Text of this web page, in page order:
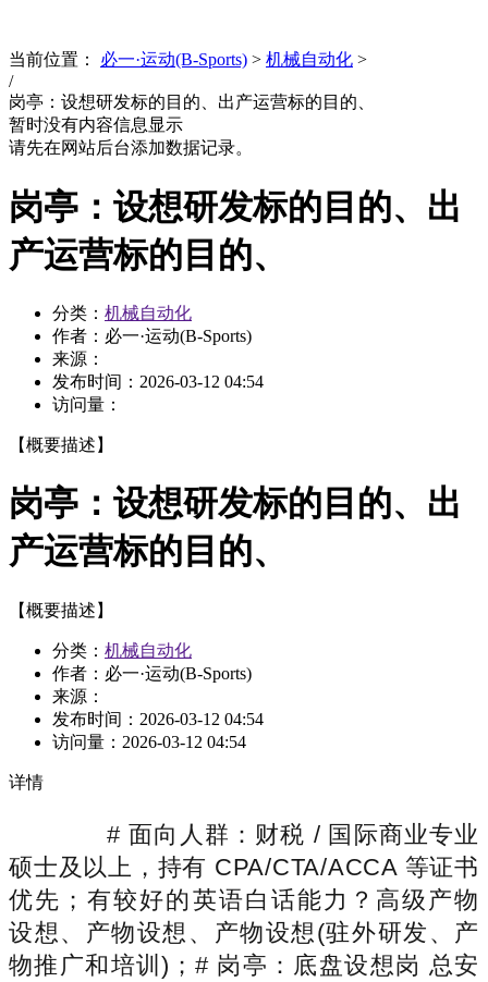
当前位置： 必一·运动(B-Sports) > 机械自动化 >
/
岗亭：设想研发标的目的、出产运营标的目的、
暂时没有内容信息显示
请先在网站后台添加数据记录。
岗亭：设想研发标的目的、出
产运营标的目的、
分类： 机械自动化
作者：必一·运动(B-Sports)
来源：
发布时间： 2026-03-12 04:54
访问量：
【概要描述】
岗亭：设想研发标的目的、出
产运营标的目的、
【概要描述】
分类： 机械自动化
作者：必一·运动(B-Sports)
来源：
发布时间： 2026-03-12 04:54
访问量： 2026-03-12 04:54
详情
# 面向人群：财税 / 国际商业专业
硕士及以上，持有 CPA/CTA/ACCA 等证书
优先；有较好的英语白话能力？高级产物
设想、产物设想、产物设想(驻外研发、产
物推广和培训)；# 岗亭：底盘设想岗 总安